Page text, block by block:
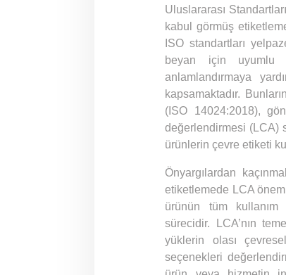
Uluslararası
kabul görmüş
ISO standartları
beyan için uyumlu
anlamlandırmaya
kapsamaktadır.
(ISO 14024:2018),
değerlendirmesi (LCA)
ürünlerin çevre etiketi
Önyargılardan
etiketlemede LCA
ürünün tüm
sürecidir. LCA’nın
yüklerin olası
seçenekleri